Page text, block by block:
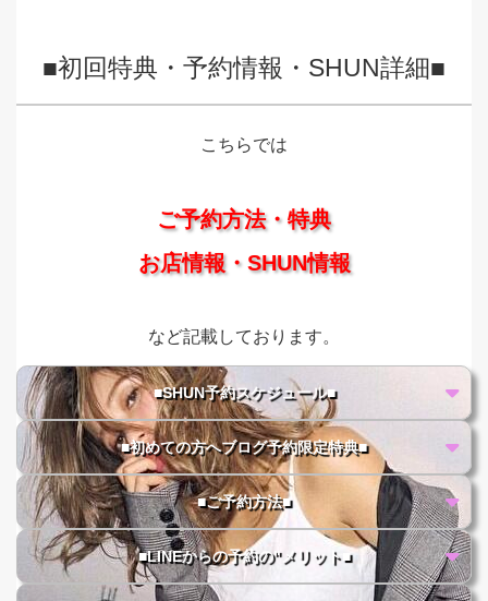
■初回特典・予約情報・SHUN詳細■
こちらでは
ご予約方法・特典
お店情報・SHUN情報
など記載しております。
■SHUN予約スケジュール■
■初めての方へブログ予約限定特典■
■ご予約方法■
■LINEからの予約の"メリット■